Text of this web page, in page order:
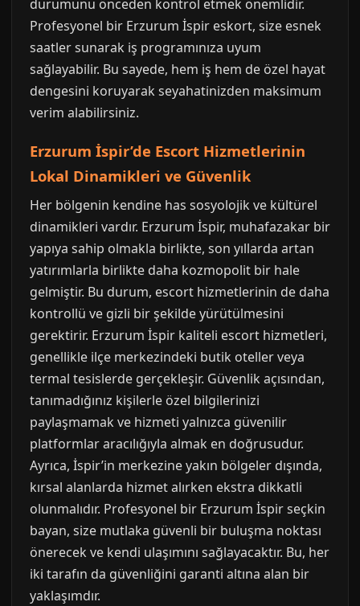
durumunu önceden kontrol etmek önemlidir.
Profesyonel bir Erzurum İspir eskort, size esnek
saatler sunarak iş programınıza uyum
sağlayabilir. Bu sayede, hem iş hem de özel hayat
dengesini koruyarak seyahatinizden maksimum
verim alabilirsiniz.
Erzurum İspir’de Escort Hizmetlerinin
Lokal Dinamikleri ve Güvenlik
Her bölgenin kendine has sosyolojik ve kültürel
dinamikleri vardır. Erzurum İspir, muhafazakar bir
yapıya sahip olmakla birlikte, son yıllarda artan
yatırımlarla birlikte daha kozmopolit bir hale
gelmiştir. Bu durum, escort hizmetlerinin de daha
kontrollü ve gizli bir şekilde yürütülmesini
gerektirir. Erzurum İspir kaliteli escort hizmetleri,
genellikle ilçe merkezindeki butik oteller veya
termal tesislerde gerçekleşir. Güvenlik açısından,
tanımadığınız kişilerle özel bilgilerinizi
paylaşmamak ve hizmeti yalnızca güvenilir
platformlar aracılığıyla almak en doğrusudur.
Ayrıca, İspir’in merkezine yakın bölgeler dışında,
kırsal alanlarda hizmet alırken ekstra dikkatli
olunmalıdır. Profesyonel bir Erzurum İspir seçkin
bayan, size mutlaka güvenli bir buluşma noktası
önerecek ve kendi ulaşımını sağlayacaktır. Bu, her
iki tarafın da güvenliğini garanti altına alan bir
yaklaşımdır.